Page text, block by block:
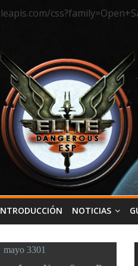
NOTICIAS
mayo 3301